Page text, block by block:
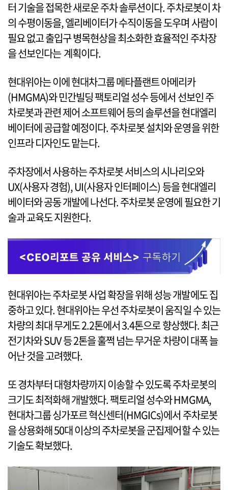
터 기술을 접목한 새로운 주차 솔루션이다. 주차로봇이 차
의 수평이동을, 엘리베이터가 수직이동을 도우며 사람이
필요 없고 출입구 병목현상을 최소화한 효율적인 주차장
을 선보인다는 계획이다.
현대위아는 이에 현대차그룹 메타플랜트 아메리카
(HMGMA)와 민간빌딩 팩토리얼 성수 등에서 선보인 주
차로봇과 관련 제어 소프트웨어 등의 솔루션을 현대엘리
베이터에 공급할 예정이다. 주차로봇 설치와 운영을 위한
인프라 디자인도 맡는다.
주차장에서 사용하는 주차로봇 서비스의 시나리오와
UX(사용자 경험), UI(사용자 인터페이스) 등을 현대엘리
베이터와 공동 개발에 나선다. 주차로봇 운영에 필요한 기
술과 교육도 지원한다.
현대위아는 주차로봇 사업 확장을 위해 성능 개발에도 집
중하고 있다. 현대위아는 우선 주차로봇이 움직일 수 있는
차량의 최대 무게도 2.2톤에서 3.4톤으로 향상했다. 최근
전기차와 SUV 등 2톤을 훌쩍 넘는 무거운 차량이 대폭 늘
어난 것을 고려했다.
또 경차부터 대형차량까지 이송할 수 있도록 주차로봇의
크기도 최적화해 개발했다. 팩토리얼 성수와 HMGMA,
현대차그룹 싱가포르 혁신센터(HMGICs)에서 주차로봇
을 상용화해 50대 이상의 주차로봇을 군집제어할 수 있는
기술도 확보했다.